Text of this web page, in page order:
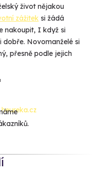
život nějakou
zážitek si žádá
nakoupit, I když si
dobře. Novomanželé si
přesně podle jejich